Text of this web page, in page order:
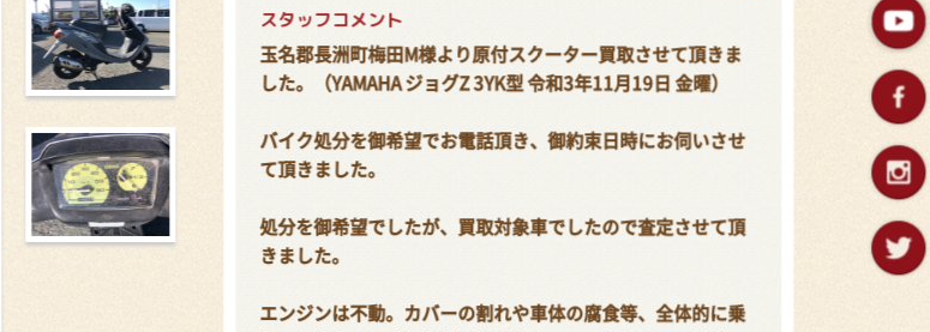
スタッフコメント
玉名郡長洲町梅田M様より原付スクーター買取させて頂きま
した。（YAMAHA ジョグZ 3YK型 令和3年11月19日 金曜）
バイク処分を御希望でお電話頂き、御約束日時にお伺いさせ
て頂きました。
処分を御希望でしたが、買取対象車でしたので査定させて頂
きました。
エンジンは不動。カバーの割れや車体の腐食等、全体的に乗